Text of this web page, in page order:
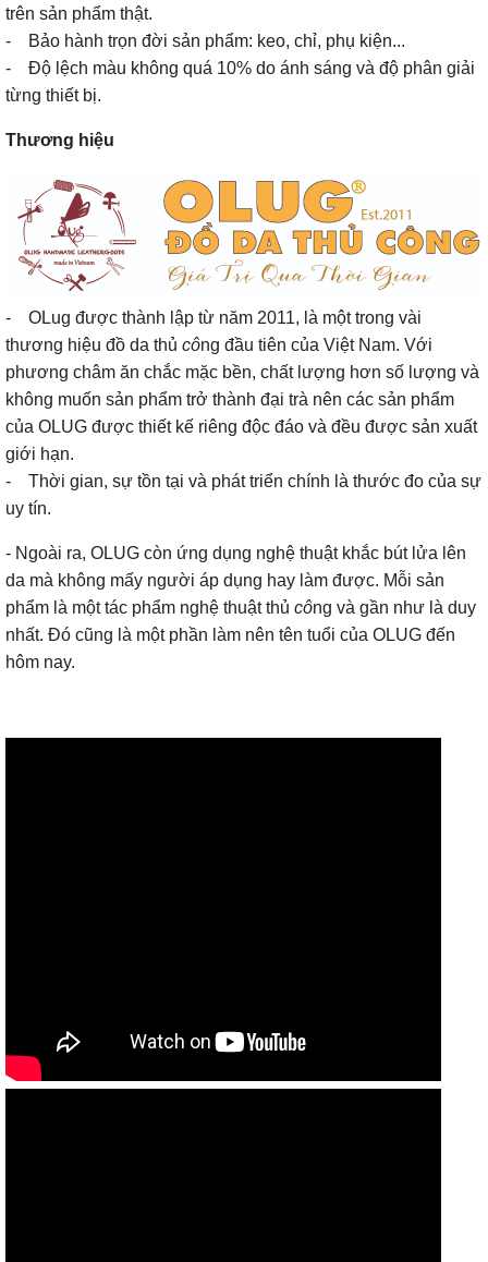
trên sản phẩm thật.
- Bảo hành trọn đời sản phẩm: keo, chỉ, phụ kiện...
- Độ lệch màu không quá 10% do ánh sáng và độ phân giải
từng thiết bị.
Thương hiệu
- OLug được thành lập từ năm 2011, là một trong vài
thương hiệu đồ da thủ công đầu tiên của Việt Nam. Với
phương châm ăn chắc mặc bền, chất lượng hơn số lượng và
không muốn sản phẩm trở thành đại trà nên các sản phẩm
của OLUG được thiết kế riêng độc đáo và đều được sản xuất
giới hạn.
- Thời gian, sự tồn tại và phát triển chính là thước đo của sự
uy tín.
- Ngoài ra, OLUG còn ứng dụng nghệ thuật khắc bút lửa lên
da mà không mấy người áp dụng hay làm được. Mỗi sản
phẩm là một tác phẩm nghệ thuật thủ công và gần như là duy
nhất. Đó cũng là một phần làm nên tên tuổi của OLUG đến
hôm nay.